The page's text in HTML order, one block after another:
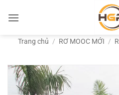
qua
Trang chủ / RƠ MOOC MỚI /